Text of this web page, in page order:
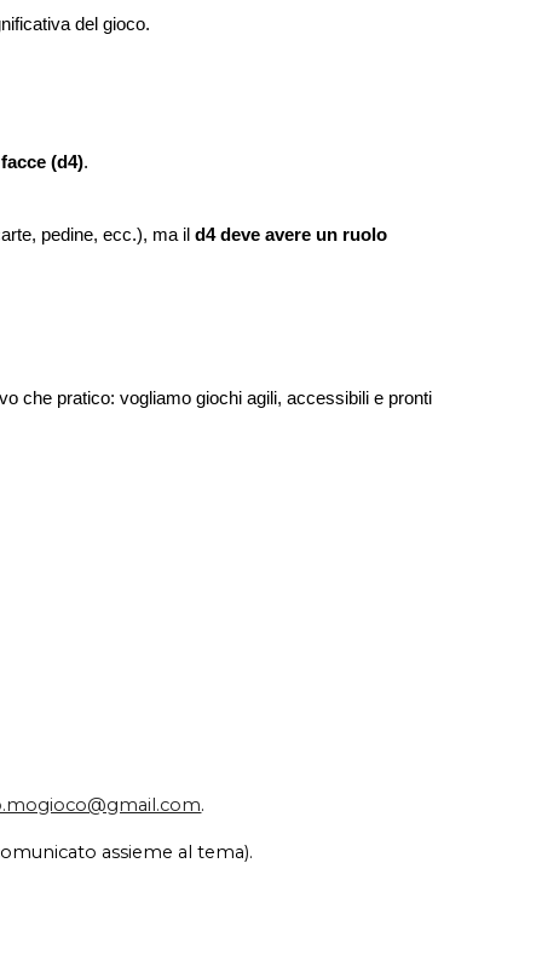
del gioco.
(d4).
pedine, ecc.), ma ild4 deve avere un ruolo
che pratico: vogliamo giochi agili, accessibili e pronti
.
assieme al tema).